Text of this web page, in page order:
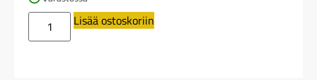
Lisää ostoskoriin